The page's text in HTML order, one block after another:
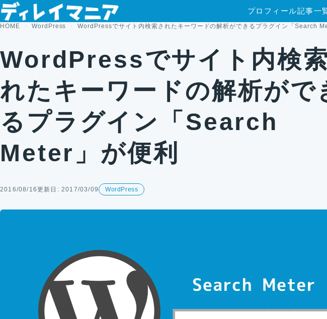
コンテンツへスキップ プロフィール記事一
HOME WordPress WordPressでサイト内検索されたキーワードの解析ができるプラグイン「Search
WordPressでサイト内検
れたキーワードの解析がで
るプラグイン「Search
Meter」が便利
2016/08/16更新日: 2017/03/09 WordPress